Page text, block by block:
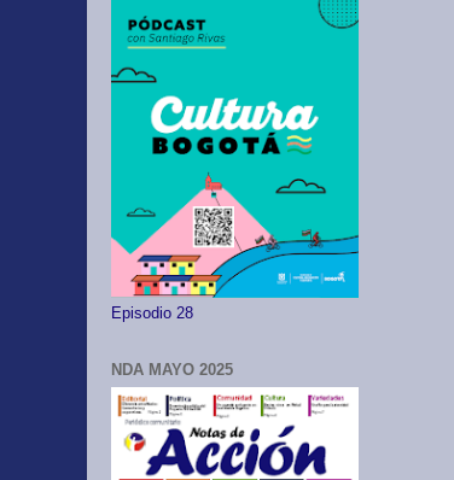
Episodio 28
NDA MAYO 2025